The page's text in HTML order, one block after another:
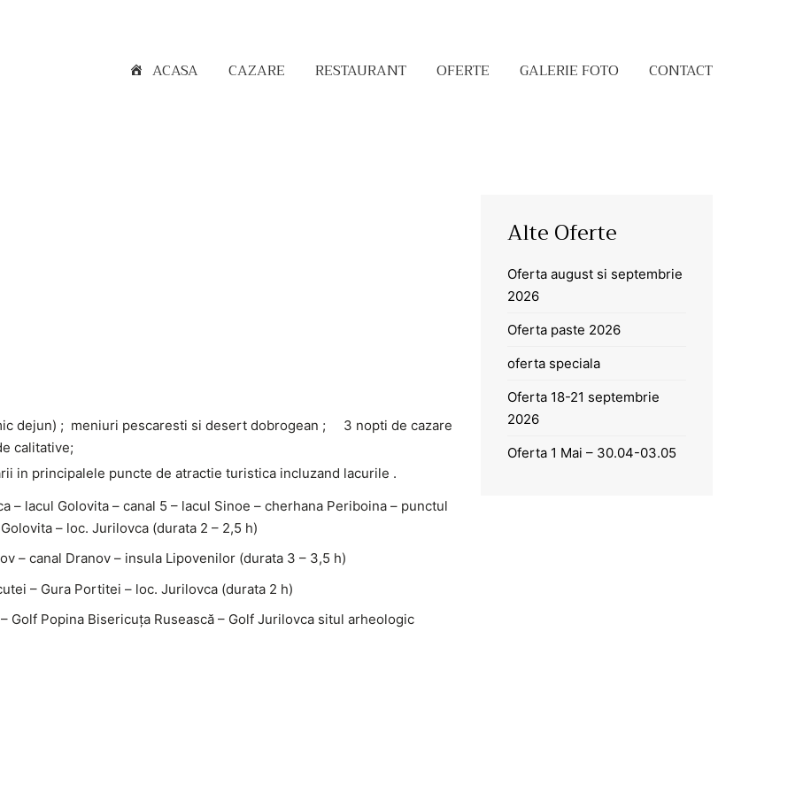
ACASA CAZARE RESTAURANT OFERTE GALERIE FOTO CONTACT
dejun) ; meniuri pescaresti si desert dobrogean ; 3 nopti de cazare
calitative;
in principalele puncte de atractie turistica incluzand lacurile .
– lacul Golovita – canal 5 – lacul Sinoe – cherhana Periboina – punctul
– loc. Jurilovca (durata 2 – 2,5 h)
– canal Dranov – insula Lipovenilor (durata 3 – 3,5 h)
– Gura Portitei – loc. Jurilovca (durata 2 h)
Golf Popina Bisericuța Rusească – Golf Jurilovca situl arheologic
Alte Oferte
Oferta august si septembrie
2026
Oferta paste 2026
oferta speciala
Oferta 18-21 septembrie
2026
Oferta 1 Mai – 30.04-03.05